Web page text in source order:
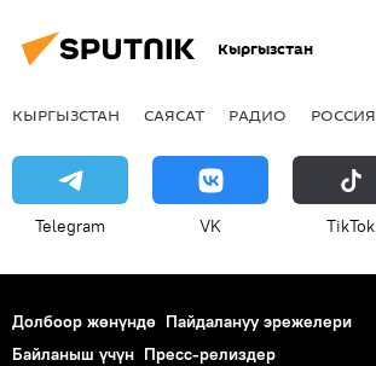
Кыргызстан
КЫРГЫЗСТАН САЯСАТ РАДИО РОССИЯ
Telegram VK ТikТоk
Долбоор жөнүндө Пайдалануу эрежелери
Байланыш үчүн Пресс-релиздер